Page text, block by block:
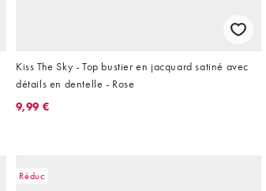
Kiss The Sky - Top bustier en jacquard satiné avec
détails en dentelle - Rose
9,99 €
Réduc